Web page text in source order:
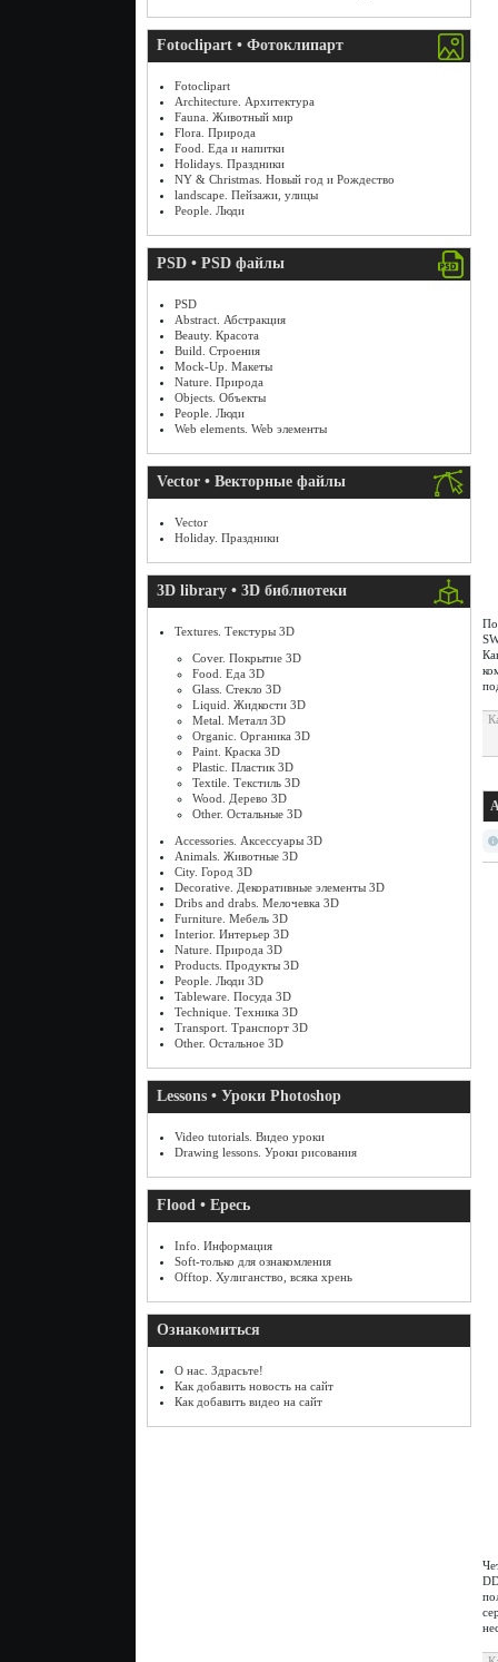
Fotoclipart • Фотоклипарт
Fotoclipart
Architecture. Архитектура
Fauna. Животный мир
Flora. Природа
Food. Еда и напитки
Holidays. Праздники
NY & Christmas. Новый год и Рождество
landscape. Пейзажи, улицы
People. Люди
PSD • PSD файлы
PSD
Abstract. Абстракция
Beauty. Красота
Build. Строения
Mock-Up. Макеты
Nature. Природа
Objects. Объекты
People. Люди
Web elements. Web элементы
Vector • Векторные файлы
Vector
Holiday. Праздники
3D library • 3D библиотеки
Textures. Текстуры 3D
Cover. Покрытие 3D
Food. Еда 3D
Glass. Стекло 3D
Liquid. Жидкости 3D
Metal. Металл 3D
Organic. Органика 3D
Paint. Краска 3D
Plastic. Пластик 3D
Textile. Текстиль 3D
Wood. Дерево 3D
Other. Остальные 3D
Accessories. Аксессуары 3D
Animals. Животные 3D
City. Город 3D
Decorative. Декоративные элементы 3D
Dribs and drabs. Мелочевка 3D
Furniture. Мебель 3D
Interior. Интерьер 3D
Nature. Природа 3D
Products. Продукты 3D
People. Люди 3D
Tableware. Посуда 3D
Technique. Техника 3D
Transport. Транспорт 3D
Other. Остальное 3D
Lessons • Уроки Photoshop
Video tutorials. Видео уроки
Drawing lessons. Уроки рисования
Flood • Ересь
Info. Информация
Soft-только для ознакомления
Offtop. Хулиганство, всяка хрень
Ознакомиться
О нас. Здрасьте!
Как добавить новость на сайт
Как добавить видео на сайт